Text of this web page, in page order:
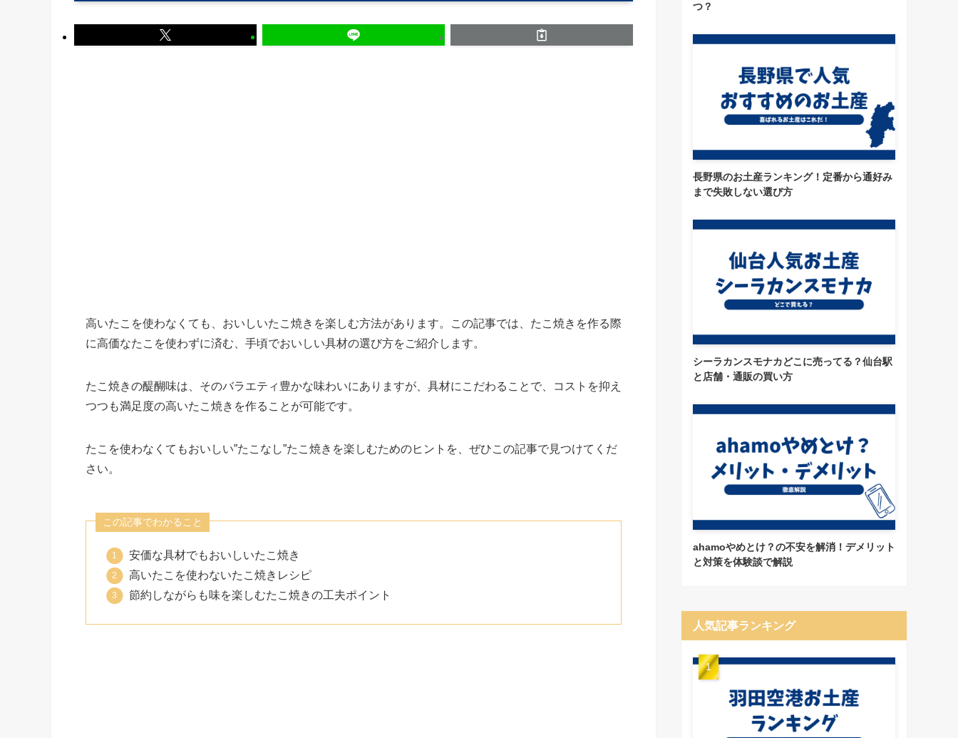
高いたこを使わなくても、おいしいたこ焼きを楽しむ方法があります。この記事では、たこ焼きを作る際
に高価なたこを使わずに済む、手頃でおいしい具材の選び方をご紹介します。
たこ焼きの醍醐味は、そのバラエティ豊かな味わいにありますが、具材にこだわることで、コストを抑え
つつも満足度の高いたこ焼きを作ることが可能です。
たこを使わなくてもおいしい”たこなし”たこ焼きを楽しむためのヒントを、ぜひこの記事で見つけてくだ
さい。
この記事でわかること
安価な具材でもおいしいたこ焼き
高いたこを使わないたこ焼きレシピ
節約しながらも味を楽しむたこ焼きの工夫ポイント
つ？
長野県のお土産ランキング！定番から通好み
まで失敗しない選び方
シーラカンスモナカどこに売ってる？仙台駅
と店舗・通販の買い方
ahamoやめとけ？の不安を解消！デメリット
と対策を体験談で解説
人気記事ランキング